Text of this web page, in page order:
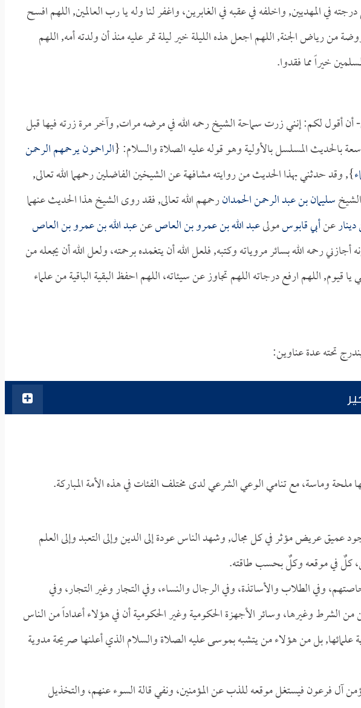
في المهديين, واخلفه في عقبه في الغابرين، واغفر لنا وله يا رب العالمين, اللهم افسح
من رياض الجنة, اللهم اجعل هذه الليلة خير ليلة تمر عليه منذ أن ولدته أمه, اللهم
خيراً مما فقدوا.
أن أقول لكم: إنني زرت سماحة الشيخ رحمه الله في مرضه مرات, وآخر مرة زرته فيها قبل
بالحديث المسلسل بالأولية وهو قوله عليه الصلاة والسلام: {الراحمون يرحمهم الرحمن
}, وقد حدثني بهذا الحديث من روايته مشافهة عن الشيخين الفاضلين رحمهما الله تعالى,
سليمان بن عبد الرحمن الحمدانرحمهم الله تعالى, فقد روى الشيخ هذا الحديث عنهما
عنأبي قابوسمولىعبد الله بن عمرو بن العاصعنعبد الله بن عمرو بن العاص
رحمه الله بسائر مروياته وكتبه, فلعل الله أن يتغمده برحمته، ولعل الله أن يجعله من
قيوم, اللهم ارفع درجاته اللهم تجاوز عن سيئاته، اللهم احفظ البقية الباقية من علماء
تحته عدة عناوين:
ملحة وماسة، مع تنامي الوعي الشرعي لدى مختلف الفئات في هذه الأمة المباركة.
عريض مؤثر في كل مجال, وشهد الناس عودة إلى الدين وإلى التعبد وإلى العلم
كلٌ في موقعه وكلٌ بحسب طاقته.
وفي الطلاب والأساتذة، وفي الرجال والنساء، وفي التجار وغير التجار، وفي
الشرط وغيرها، وسائر الأجهزة الحكومية وغير الحكومية أن في هؤلاء أعداداً من الناس
علمائها, بل من هؤلاء من يتشبه بموسى عليه الصلاة والسلام الذي أعلنها صريحة مدوية
آل فرعون فيستغل موقعه للذب عن المؤمنين، ونفي قالة السوء عنهم، والتخذيل